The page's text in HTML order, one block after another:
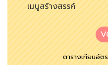
เมนูสร้างสรรค์
ตารางเทียบอัต